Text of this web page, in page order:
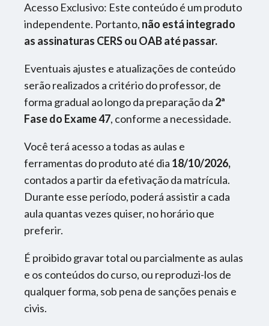
Acesso Exclusivo: Este conteúdo é um produto
independente. Portanto, não está integrado
as assinaturas CERS ou OAB até passar.
Eventuais ajustes e atualizações de conteúdo
serão realizados a critério do professor, de
forma gradual ao longo da preparação da 2ª
Fase do Exame 47, conforme a necessidade.
Você terá acesso a todas as aulas e
ferramentas do produto até dia 18/10/2026,
contados a partir da efetivação da matrícula.
Durante esse período, poderá assistir a cada
aula quantas vezes quiser, no horário que
preferir.
É proibido gravar total ou parcialmente as aulas
e os conteúdos do curso, ou reproduzi-los de
qualquer forma, sob pena de sanções penais e
civis.